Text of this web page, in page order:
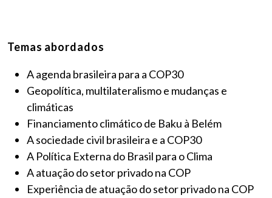
Temas abordados
A agenda brasileira para a COP30
Geopolítica, multilateralismo e mudanças e
climáticas
Financiamento climático de Baku à Belém
A sociedade civil brasileira e a COP30
A Política Externa do Brasil para o Clima
A atuação do setor privado na COP
Experiência de atuação do setor privado na COP